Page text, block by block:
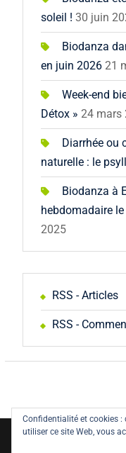
soleil ! 30 juin
Biodanza
en juin 2026 21
Week-end
Détox » 24 mars
Diarrhée ou
naturelle : le
Biodanza à
hebdomadaire
2025
RSS - Articles
RSS -
Confidentialité et cookies :
utiliser ce site Web, vous